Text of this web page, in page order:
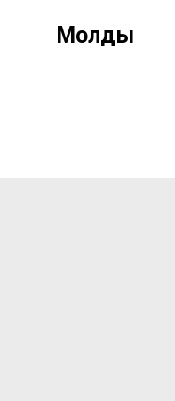
Молды